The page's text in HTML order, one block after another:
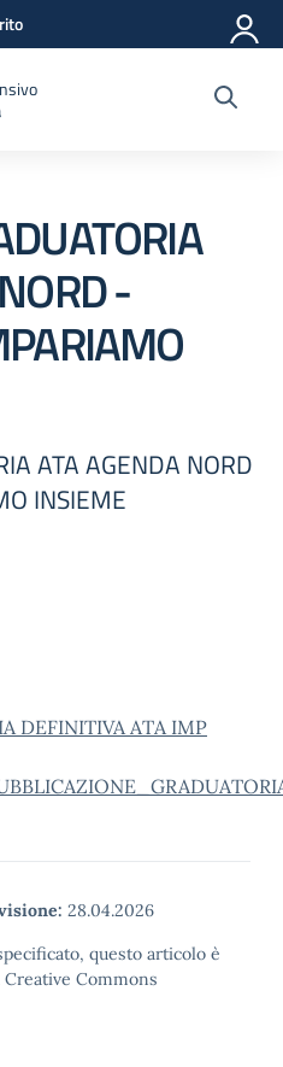
-
ATA AGENDA NORD
INSIEME
DEFINITIVA ATA IMP
28.04.2026
questo articolo è
Commons